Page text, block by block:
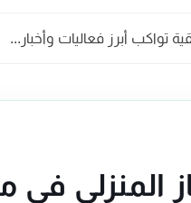
أبرز فعاليات وأخبار...
في